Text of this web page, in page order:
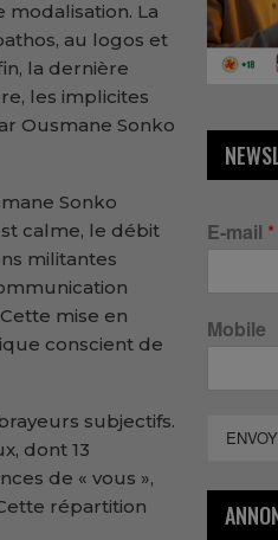
La
au logos et
la dernière
les implicites
Ousmane Sonko
Sonko
calme, le débit
militantes
mise en
conscient de
subjectifs.
dont 13
de « vous »,
répartition
E-mail *
Mobile